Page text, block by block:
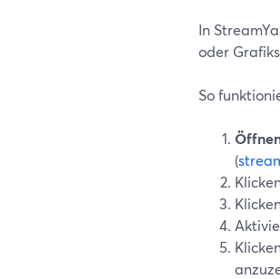
In
oder
So
(